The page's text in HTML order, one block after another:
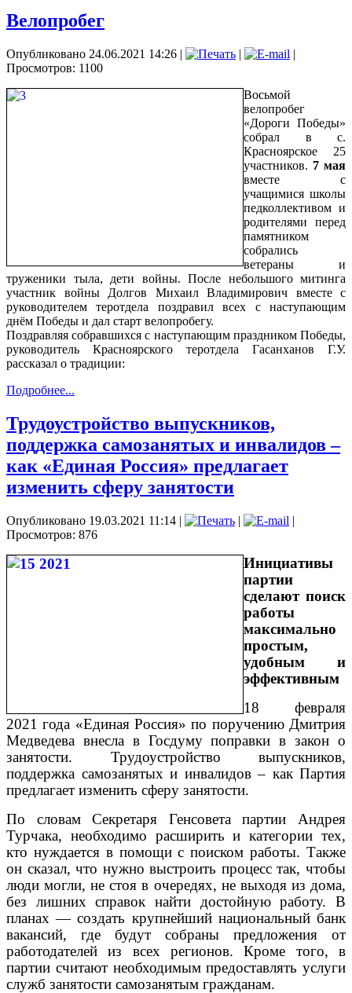
Велопробег
Опубликовано 24.06.2021 14:26 | |
|
Просмотров: 1100
Восьмой
велопробег
«Дороги Победы»
собрал в с.
Красноярское 25
участников. 7 мая
вместе с
учащимися школы
педколлективом и
родителями перед
памятником
собрались
ветераны и
труженики тыла, дети войны. После небольшого митинга
участник войны Долгов Михаил Владимирович вместе с
руководителем теротдела поздравил всех с наступающим
днём Победы и дал старт велопробегу.
Поздравляя собравшихся с наступающим праздником Победы,
руководитель Красноярского теротдела Гасанханов Г.У.
рассказал о традиции:
Подробнее...
Трудоустройство выпускников,
поддержка самозанятых и инвалидов –
как «Единая Россия» предлагает
изменить сферу занятости
Опубликовано 19.03.2021 11:14 | |
|
Просмотров: 876
Инициативы
партии
сделают поиск
работы
максимально
простым,
удобным и
эффективным
18 февраля
2021 года «Единая Россия» по поручению Дмитрия
Медведева внесла в Госдуму поправки в закон о
занятости. Трудоустройство выпускников,
поддержка самозанятых и инвалидов – как Партия
предлагает изменить сферу занятости.
По словам Секретаря Генсовета партии Андрея
Турчака, необходимо расширить и категории тех,
кто нуждается в помощи с поиском работы. Также
он сказал, что нужно выстроить процесс так, чтобы
люди могли, не стоя в очередях, не выходя из дома,
без лишних справок найти достойную работу. В
планах — создать крупнейший национальный банк
вакансий, где будут собраны предложения от
работодателей из всех регионов. Кроме того, в
партии считают необходимым предоставлять услуги
служб занятости самозанятым гражданам.